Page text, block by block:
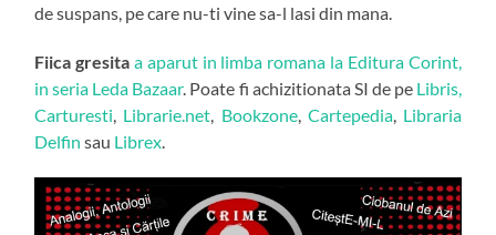
de suspans, pe care nu-ti vine sa-l lasi din mana.
Fiica gresita a aparut in limba romana la Editura Corint,
in seria Leda Bazaar. Poate fi achizitionata SI de pe Libris,
Carturesti, Librarie.net, Bookzone, Cartepedia, Libraria
Delfin sau Librex.